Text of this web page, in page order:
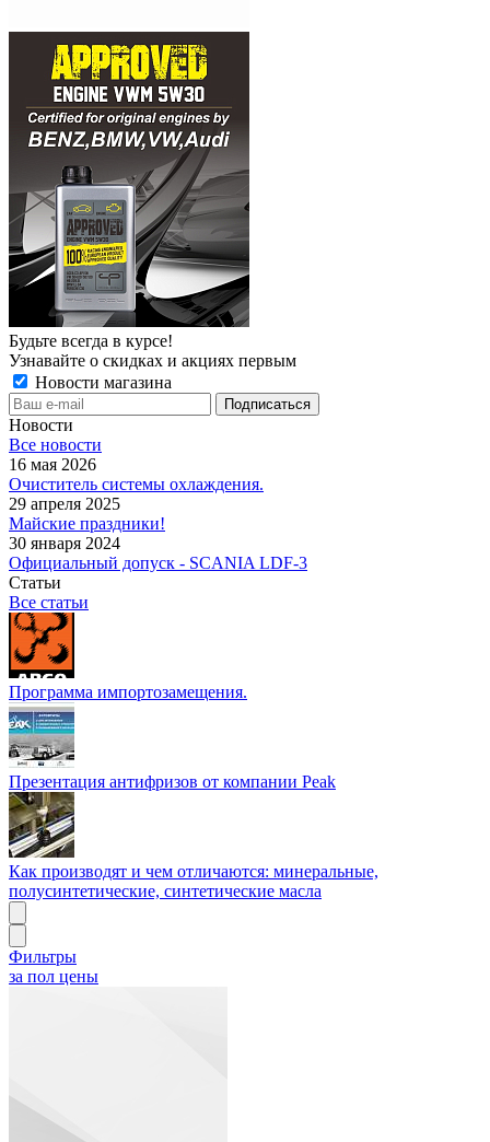
Будьте всегда в курсе!
Узнавайте о скидках и акциях первым
Новости магазина
Новости
Все новости
16 мая 2026
Очиститель системы охлаждения.
29 апреля 2025
Майские праздники!
30 января 2024
Официальный допуск - SCANIA LDF-3
Статьи
Все статьи
Программа импортозамещения.
Презентация антифризов от компании Peak
Как производят и чем отличаются: минеральные,
полусинтетические, синтетические масла
Фильтры
за пол цены